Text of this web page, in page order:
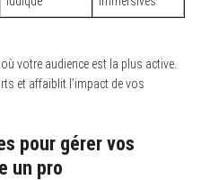
votre audience est la plus active.
et affaiblit l’impact de vos
pour gérer vos
un pro